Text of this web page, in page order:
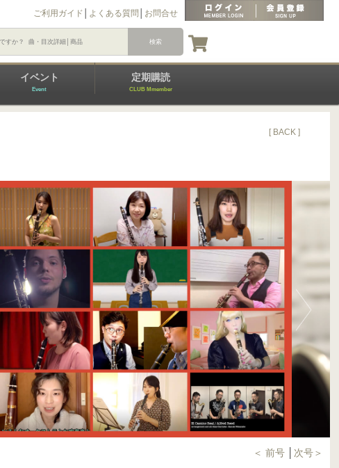
ご利用ガイド よくある質問 お問合せ
イベント
Event
定期購読
CLUB Mmember
[ BACK ]
＜ 前号 次号＞